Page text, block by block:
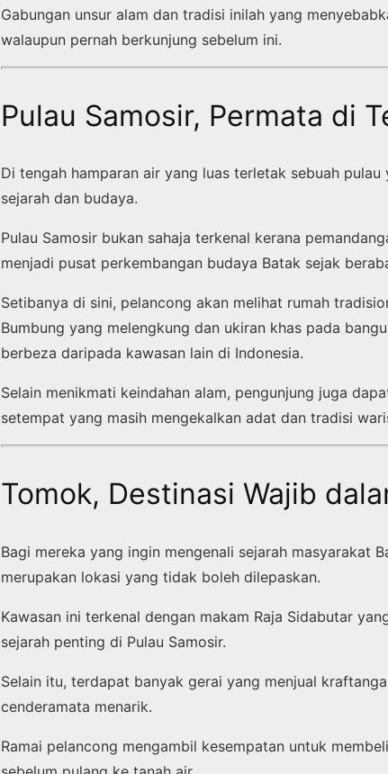
Gabungan unsur alam dan tradisi inilah yang
walaupun pernah berkunjung sebelum ini.
Pulau Samosir, Permata di
Di tengah hamparan air yang luas terletak sebuah
sejarah dan budaya.
Pulau Samosir bukan sahaja terkenal kerana
menjadi pusat perkembangan budaya Batak sejak
Setibanya di sini, pelancong akan melihat rumah
Bumbung yang melengkung dan ukiran khas pada
berbeza daripada kawasan lain di Indonesia.
Selain menikmati keindahan alam, pengunjung juga
setempat yang masih mengekalkan adat dan tradisi
Tomok, Destinasi Wajib
Bagi mereka yang ingin mengenali sejarah masyarakat
merupakan lokasi yang tidak boleh dilepaskan.
Kawasan ini terkenal dengan makam Raja Sidabutar
sejarah penting di Pulau Samosir.
Selain itu, terdapat banyak gerai yang menjual
cenderamata menarik.
Ramai pelancong mengambil kesempatan untuk